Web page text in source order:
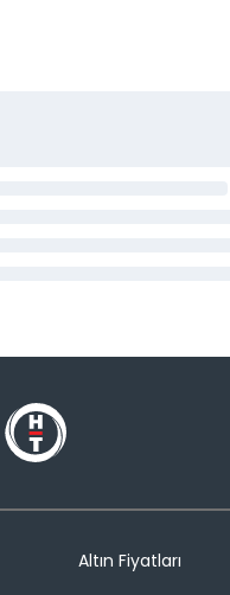
Altın Fiyatları